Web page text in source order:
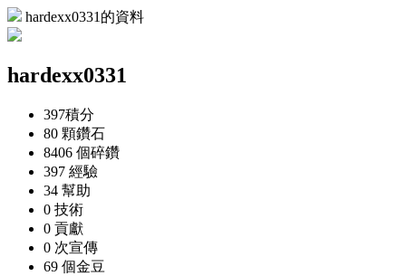
hardexx0331的資料
hardexx0331
397積分
80 顆鑽石
8406 個碎鑽
397 經驗
34 幫助
0 技術
0 貢獻
0 次宣傳
69 個金豆